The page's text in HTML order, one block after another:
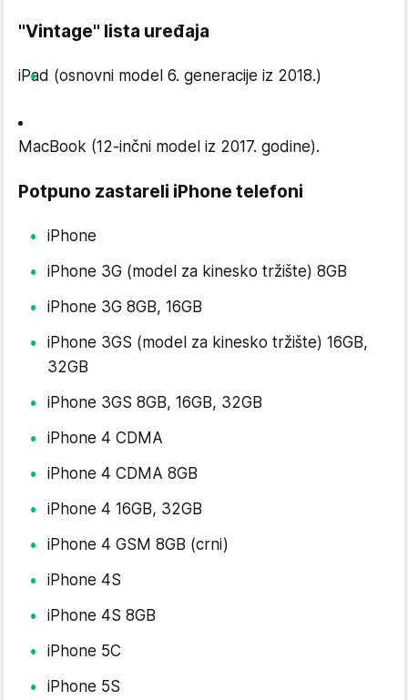
"Vintage" lista uređaja
iPad (osnovni model 6. generacije iz 2018.)
MacBook (12-inčni model iz 2017. godine).
Potpuno zastareli iPhone telefoni
iPhone
iPhone 3G (model za kinesko tržište) 8GB
iPhone 3G 8GB, 16GB
iPhone 3GS (model za kinesko tržište) 16GB,
32GB
iPhone 3GS 8GB, 16GB, 32GB
iPhone 4 CDMA
iPhone 4 CDMA 8GB
iPhone 4 16GB, 32GB
iPhone 4 GSM 8GB (crni)
iPhone 4S
iPhone 4S 8GB
iPhone 5C
iPhone 5S